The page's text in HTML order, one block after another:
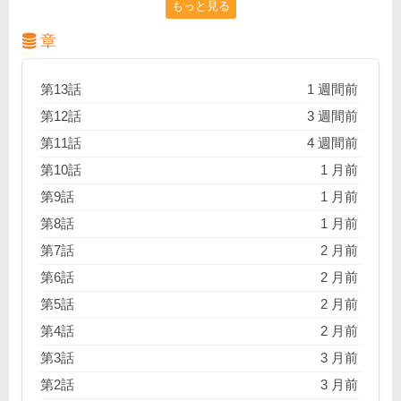
の夢を叶えるために協力し合うことを約束する。しか
し、スポーツ強豪校として知られる浦初高校のバスケ
ットボール部は、皮肉にも「トップ中の最下位」、つ
まり弱小チームとして悪名高い…！？寿司とバスケッ
に満ちた高校バスケットボールの旅へと飛び込んでい
く！
もっと見る
章
第13話
1 週間前
第12話
3 週間前
第11話
4 週間前
第10話
1 月前
第9話
1 月前
第8話
1 月前
第7話
2 月前
第6話
2 月前
第5話
2 月前
第4話
2 月前
第3話
3 月前
第2話
3 月前